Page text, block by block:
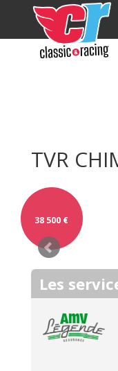
TVR
38 500 €
Les